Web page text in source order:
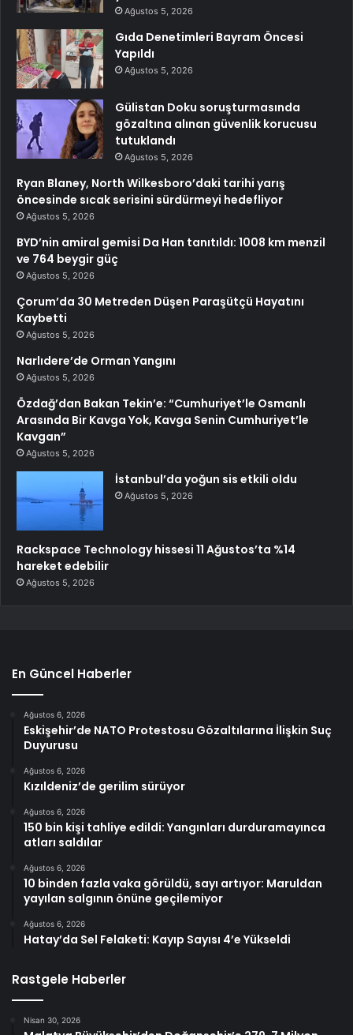
Ağustos 5, 2026
Gıda Denetimleri Bayram Öncesi
Yapıldı
Ağustos 5, 2026
Gülistan Doku soruşturmasında
gözaltına alınan güvenlik korucusu
tutuklandı
Ağustos 5, 2026
Ryan Blaney, North Wilkesboro’daki tarihi yarış
öncesinde sıcak serisini sürdürmeyi hedefliyor
Ağustos 5, 2026
BYD’nin amiral gemisi Da Han tanıtıldı: 1008 km menzil
ve 764 beygir güç
Ağustos 5, 2026
Çorum’da 30 Metreden Düşen Paraşütçü Hayatını
Kaybetti
Ağustos 5, 2026
Narlıdere’de Orman Yangını
Ağustos 5, 2026
Özdağ’dan Bakan Tekin’e: “Cumhuriyet’le Osmanlı
Arasında Bir Kavga Yok, Kavga Senin Cumhuriyet’le
Kavgan”
Ağustos 5, 2026
İstanbul’da yoğun sis etkili oldu
Ağustos 5, 2026
Rackspace Technology hissesi 11 Ağustos’ta %14
hareket edebilir
Ağustos 5, 2026
En Güncel Haberler
Ağustos 6, 2026
Eskişehir’de NATO Protestosu Gözaltılarına İlişkin Suç
Duyurusu
Ağustos 6, 2026
Kızıldeniz’de gerilim sürüyor
Ağustos 6, 2026
150 bin kişi tahliye edildi: Yangınları durduramayınca
atları saldılar
Ağustos 6, 2026
10 binden fazla vaka görüldü, sayı artıyor: Maruldan
yayılan salgının önüne geçilemiyor
Ağustos 6, 2026
Hatay’da Sel Felaketi: Kayıp Sayısı 4’e Yükseldi
Rastgele Haberler
Nisan 30, 2026